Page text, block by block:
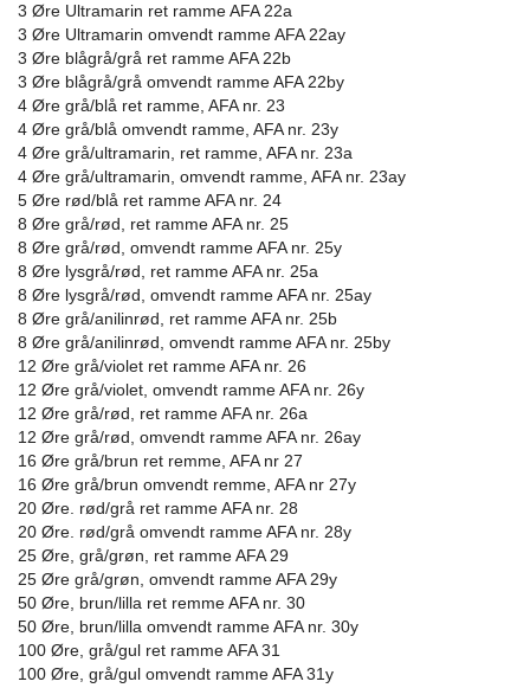
3 Øre Ultramarin ret ramme AFA 22a
3 Øre Ultramarin omvendt ramme AFA 22ay
3 Øre blågrå/grå ret ramme AFA 22b
3 Øre blågrå/grå omvendt ramme AFA 22by
4 Øre grå/blå ret ramme, AFA nr. 23
4 Øre grå/blå omvendt ramme, AFA nr. 23y
4 Øre grå/ultramarin, ret ramme, AFA nr. 23a
4 Øre grå/ultramarin, omvendt ramme, AFA nr. 23ay
5 Øre rød/blå ret ramme AFA nr. 24
8 Øre grå/rød, ret ramme AFA nr. 25
8 Øre grå/rød, omvendt ramme AFA nr. 25y
8 Øre lysgrå/rød, ret ramme AFA nr. 25a
8 Øre lysgrå/rød, omvendt ramme AFA nr. 25ay
8 Øre grå/anilinrød, ret ramme AFA nr. 25b
8 Øre grå/anilinrød, omvendt ramme AFA nr. 25by
12 Øre grå/violet ret ramme AFA nr. 26
12 Øre grå/violet, omvendt ramme AFA nr. 26y
12 Øre grå/rød, ret ramme AFA nr. 26a
12 Øre grå/rød, omvendt ramme AFA nr. 26ay
16 Øre grå/brun ret remme, AFA nr 27
16 Øre grå/brun omvendt remme, AFA nr 27y
20 Øre. rød/grå ret ramme AFA nr. 28
20 Øre. rød/grå omvendt ramme AFA nr. 28y
25 Øre, grå/grøn, ret ramme AFA 29
25 Øre grå/grøn, omvendt ramme AFA 29y
50 Øre, brun/lilla ret remme AFA nr. 30
50 Øre, brun/lilla omvendt ramme AFA nr. 30y
100 Øre, grå/gul ret ramme AFA 31
100 Øre, grå/gul omvendt ramme AFA 31y